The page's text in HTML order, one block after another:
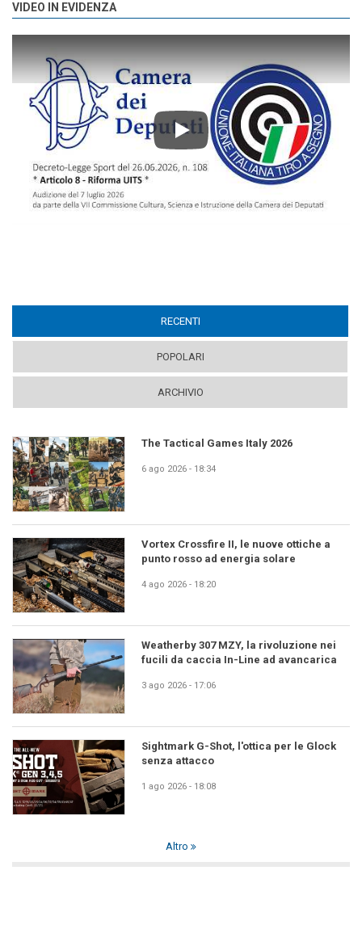
VIDEO IN EVIDENZA
Play
RECENTI
POPOLARI
ARCHIVIO
The Tactical Games Italy 2026
6 ago 2026 - 18:34
Vortex Crossfire II, le nuove ottiche a
punto rosso ad energia solare
4 ago 2026 - 18:20
Weatherby 307 MZY, la rivoluzione nei
fucili da caccia In-Line ad avancarica
3 ago 2026 - 17:06
Sightmark G-Shot, l'ottica per le Glock
senza attacco
1 ago 2026 - 18:08
Altro